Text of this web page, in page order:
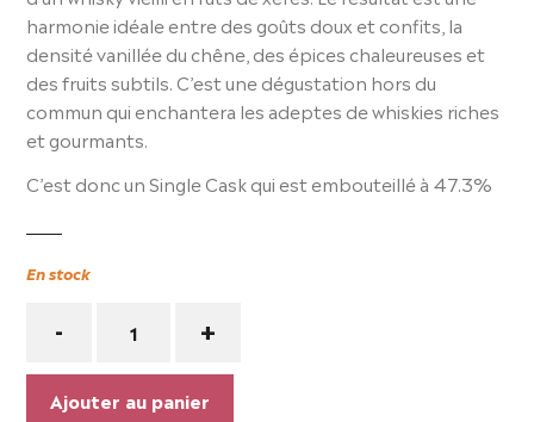
harmonie idéale entre des goûts doux et confits, la
densité vanillée du chêne, des épices chaleureuses et
des fruits subtils. C’est une dégustation hors du
commun qui enchantera les adeptes de whiskies riches
et gourmants.
C’est donc un Single Cask qui est embouteillé à 47.3%
En stock
- +
Ajouter au panier